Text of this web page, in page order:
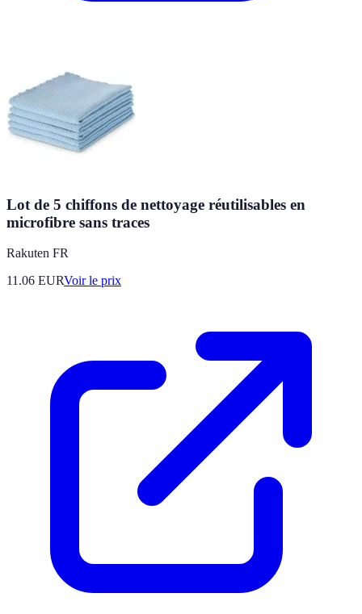
Lot de 5 chiffons de nettoyage réutilisables en
microfibre sans traces
Rakuten FR
11.06 EURVoir le prix